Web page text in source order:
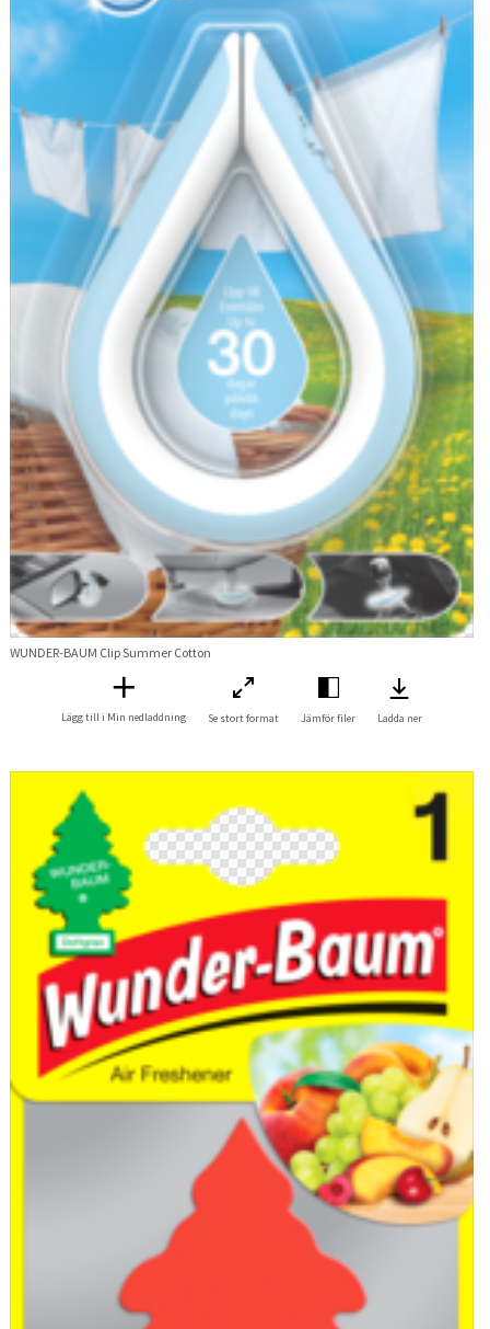
WUNDER-BAUM Clip Summer Cotton
Lägg till i Min nedladdning Se stort format Jämför filer Ladda ner